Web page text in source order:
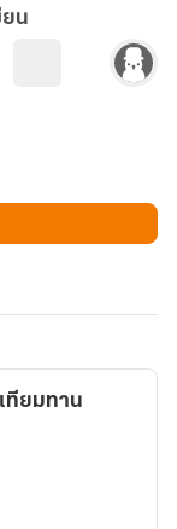
น
ทียมทาน